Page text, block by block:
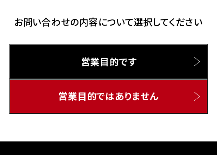
お問い合わせの内容について選択してください
営業目的です
営業目的ではありません
埼玉県
ホンダドリーム 鴻巣